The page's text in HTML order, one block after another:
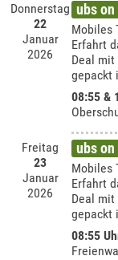
Donnerstag
22
Januar
2026
ubs
Mobiles
Erfahrt
Deal mit
gepackt
08:55 &
Freitag
23
Januar
2026
ubs
Mobiles
Erfahrt
Deal mit
gepackt
08:55